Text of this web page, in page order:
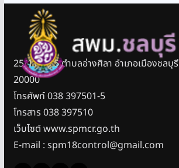
25/11 หมู่ 5 ตำบลอ่างศิลา อำเภอเมืองชลบุ
20000
โทรศัพท์ 038 397501-5
โทรสาร 038 397510
เว็บไซต์ www.spmcr.go.th
E-mail : spm18control@gmail.com